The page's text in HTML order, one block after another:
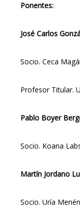
Ponentes:
José Carlos
Socio. Ceca
Profesor Titular.
Pablo Boyer
Socio. Koana
Martín Jordano
Socio. Uría